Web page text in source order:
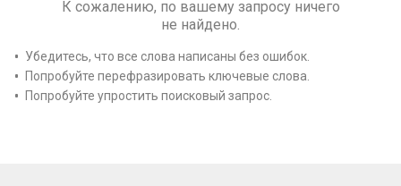
К сожалению, по вашему запросу ничего
не найдено.
Убедитесь, что все слова написаны без ошибок.
Попробуйте перефразировать ключевые слова.
Попробуйте упростить поисковый запрос.